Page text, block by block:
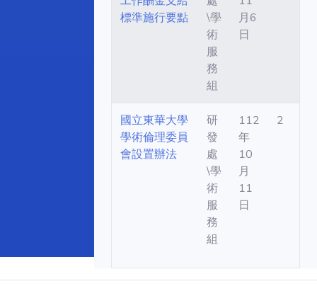
標準施行要點
\學
術
服
務
組
月6
日
國立東華大學
學術倫理委員
會設置辦法
研
發
處
\學
術
服
務
組
112
年
10
月
11
日
2